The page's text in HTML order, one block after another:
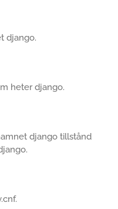
django.
heter django.
django tillstånd